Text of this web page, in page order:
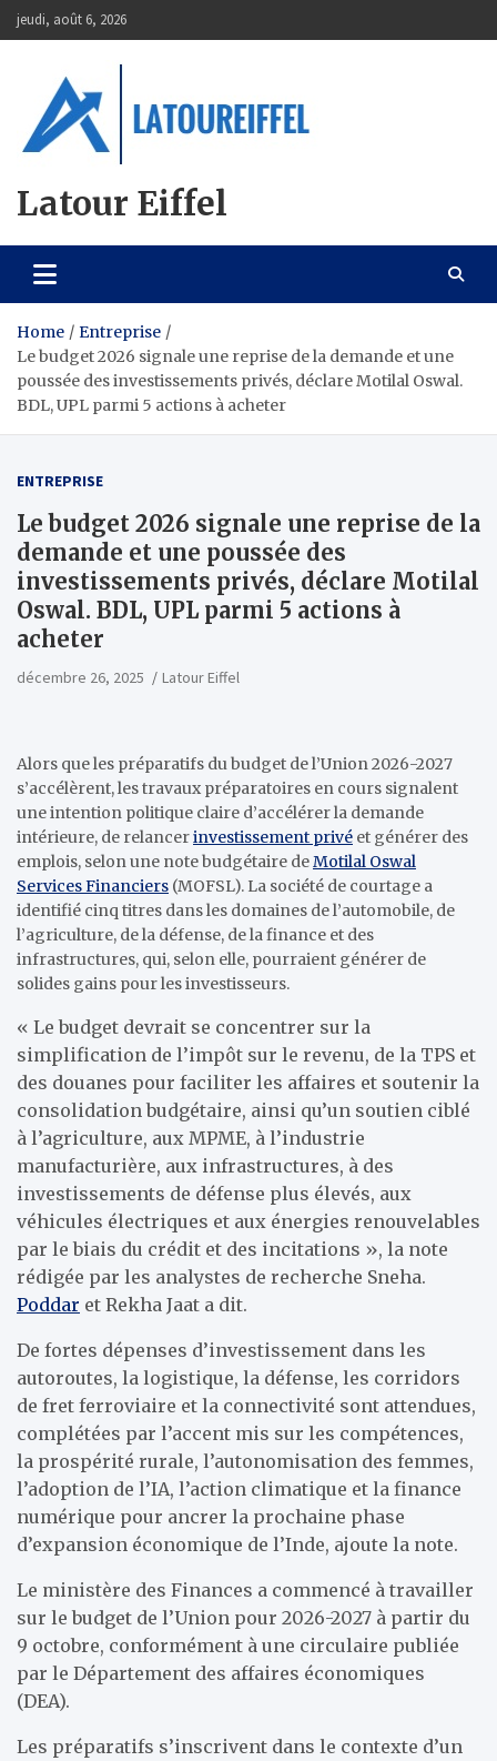
Skip
to
jeudi, août 6, 2026
Latour Eiffel
Home
Entreprise
Le budget 2026 signale une reprise de la demande et une
poussée des investissements privés, déclare Motilal Oswal.
BDL, UPL parmi 5 actions à acheter
ENTREPRISE
Le budget 2026 signale une reprise de la
demande et une poussée des
investissements privés, déclare Motilal
Oswal. BDL, UPL parmi 5 actions à
acheter
décembre 26, 2025 Latour Eiffel
Alors que les préparatifs du budget de l’Union 2026-2027
s’accélèrent, les travaux préparatoires en cours signalent
une intention politique claire d’accélérer la demande
intérieure, de relancerinvestissement privé et générer des
emplois, selon une note budgétaire deMotilal Oswal
Services Financiers (MOFSL). La société de courtage a
identifié cinq titres dans les domaines de l’automobile, de
l’agriculture, de la défense, de la finance et des
infrastructures, qui, selon elle, pourraient générer de
solides gains pour les investisseurs.
« Le budget devrait se concentrer sur la
simplification de l’impôt sur le revenu, de la TPS et
des douanes pour faciliter les affaires et soutenir la
consolidation budgétaire, ainsi qu’un soutien ciblé
à l’agriculture, aux MPME, à l’industrie
manufacturière, aux infrastructures, à des
investissements de défense plus élevés, aux
véhicules électriques et aux énergies renouvelables
par le biais du crédit et des incitations », la note
rédigée par les analystes de recherche Sneha.
Poddar et Rekha Jaat a dit.
De fortes dépenses d’investissement dans les
autoroutes, la logistique, la défense, les corridors
de fret ferroviaire et la connectivité sont attendues,
complétées par l’accent mis sur les compétences,
la prospérité rurale, l’autonomisation des femmes,
l’adoption de l’IA, l’action climatique et la finance
numérique pour ancrer la prochaine phase
d’expansion économique de l’Inde, ajoute la note.
Le ministère des Finances a commencé à travailler
sur le budget de l’Union pour 2026-2027 à partir du
9 octobre, conformément à une circulaire publiée
par le Département des affaires économiques
(DEA).
Les préparatifs s’inscrivent dans le contexte d’un